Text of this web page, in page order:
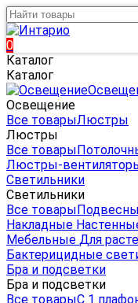
0
Каталог
Каталог
Освещение
Все товарыЛюстры
Люстры
Все товары
Люстры-
Светильники
Светильники
Все товары
Накладные
Мебельные Для
Бактерицидные
Бра и подсветки
Бра и подсветки
Все товарыС 1